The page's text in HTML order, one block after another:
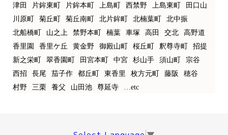
津田
片鉾東町 片鉾本町 上島町 西禁野 上島東町
田口山
川原町
菊丘町 菊丘南町 北片鉾町 北楠葉町
北中振
北船橋町
山之上 禁野本町 楠葉 車塚 高田 交北
高野道
香里園
香里ケ丘 黄金野 御殿山町 桜丘町 釈尊寺町
招提
新之栄町
翠香園町 田宮本町 中宮 杉山手 須山町
宗谷
西招
長尾 茄子作 都丘町 東香里 枚方元町 藤阪
穂谷
村野
三栗 養父 山田池 尊延寺 …etc